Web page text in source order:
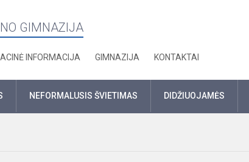
GIMNAZIJA
INFORMACIJA GIMNAZIJA KONTAKTAI
NEFORMALUSIS ŠVIETIMAS DIDŽIUOJAMĖS